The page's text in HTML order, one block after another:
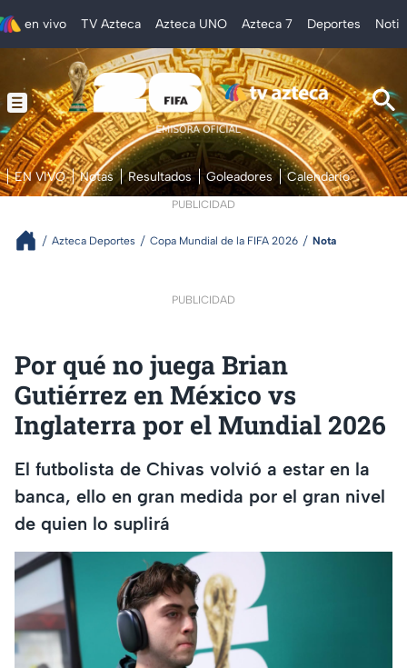
en vivo TV Azteca Azteca UNO Azteca 7 Deportes
EN VIVO Notas Resultados Goleadores Calendario
PUBLICIDAD
Azteca Deportes Copa Mundial de la FIFA 2026 Nota
PUBLICIDAD
Por qué no juega Brian
Gutiérrez en México vs
Inglaterra por el Mundial 2026
El futbolista de Chivas volvió a estar en la
banca, ello en gran medida por el gran nivel
de quien lo suplirá